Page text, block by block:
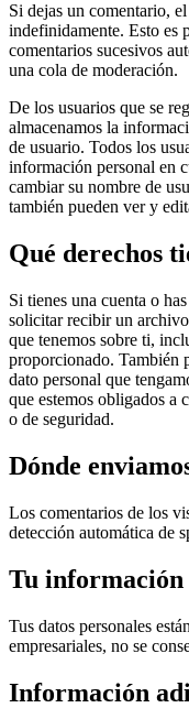
Si dejas un comentario,
indefinidamente. Esto es
comentarios sucesivos
una cola de moderación.
De los usuarios que se
almacenamos la
de usuario. Todos los
información personal en
cambiar su nombre de
también pueden ver y
Qué derechos
Si tienes una cuenta o
solicitar recibir un
que tenemos sobre ti,
proporcionado. También
dato personal que
que estemos obligados a
o de seguridad.
Dónde
Los comentarios de los
detección automática de
Tu información
Tus datos personales
empresariales, no se
Información